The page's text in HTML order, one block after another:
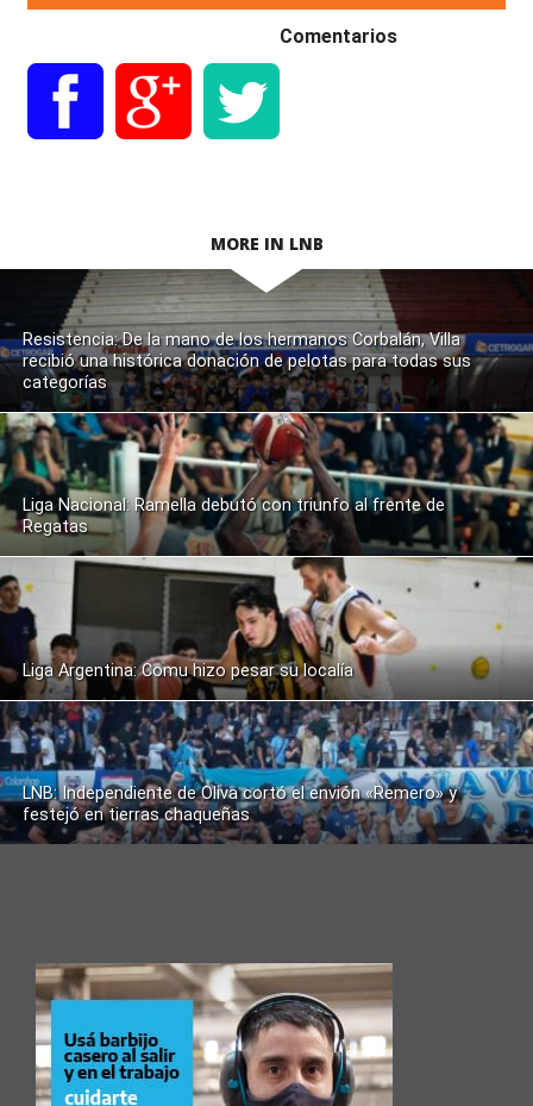
Comentarios
MORE IN LNB
Resistencia: De la mano de los hermanos Corbalán, Villa
recibió una histórica donación de pelotas para todas sus
categorías
Liga Nacional: Ramella debutó con triunfo al frente de
Regatas
Liga Argentina: Comu hizo pesar su localía
LNB: Independiente de Oliva cortó el envión «Remero» y
festejó en tierras chaqueñas